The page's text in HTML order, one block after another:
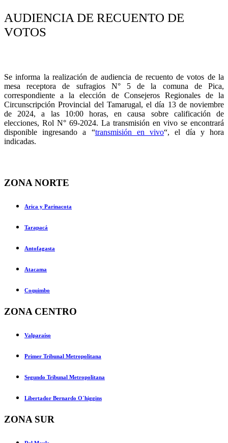
AUDIENCIA DE RECUENTO DE
VOTOS
Se informa la realización de audiencia de recuento de votos de la
mesa receptora de sufragios N° 5 de la comuna de Pica,
correspondiente a la elección de Consejeros Regionales de la
Circunscripción Provincial del Tamarugal, el día 13 de noviembre
de 2024, a las 10:00 horas, en causa sobre calificación de
elecciones, Rol N° 69-2024. La transmisión en vivo se encontrará
disponible ingresando a “transmisión en vivo“, el día y hora
indicadas.
ZONA NORTE
Arica y Parinacota
Tarapacá
Antofagasta
Atacama
Coquimbo
ZONA CENTRO
Valparaíso
Primer Tribunal Metropolitana
Segundo Tribunal Metropolitana
Libertador Bernardo O´higgins
ZONA SUR